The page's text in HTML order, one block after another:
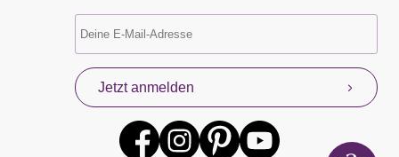
Jetzt anmelden